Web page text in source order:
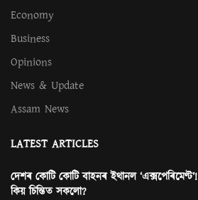
Economy
Business
Opinions
News & Update
Assam News
LATEST ARTICLES
দেশৰ কোটি কোটি বাহনৰ ইথানল
কিয় চিন্তিত সকলো?